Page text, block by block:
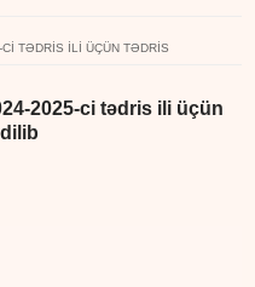
TƏDRIS ILI ÜÇÜN TƏDRIS
2025-ci tədris ili üçün